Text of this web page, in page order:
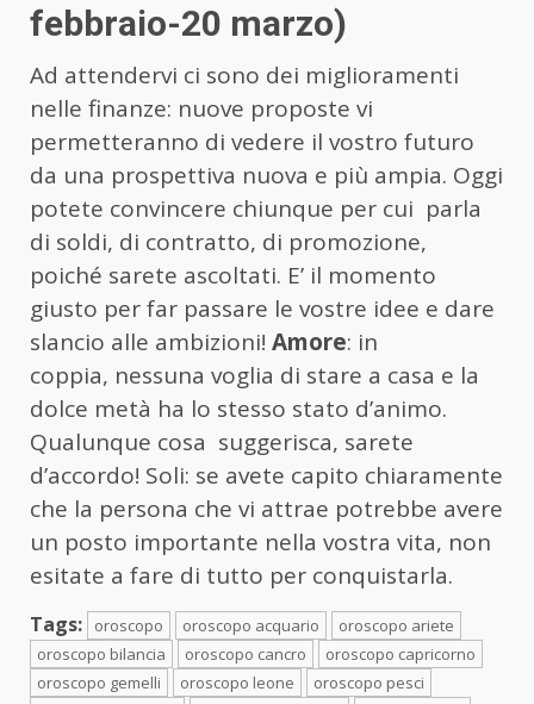
febbraio-20 marzo)
Ad attendervi ci sono dei miglioramenti
nelle finanze: nuove proposte vi
permetteranno di vedere il vostro futuro
da una prospettiva nuova e più ampia. Oggi
potete convincere chiunque per cui parla
di soldi, di contratto, di promozione,
poiché sarete ascoltati. E’ il momento
giusto per far passare le vostre idee e dare
slancio alle ambizioni! Amore: in
coppia, nessuna voglia di stare a casa e la
dolce metà ha lo stesso stato d’animo.
Qualunque cosa suggerisca, sarete
d’accordo! Soli: se avete capito chiaramente
che la persona che vi attrae potrebbe avere
un posto importante nella vostra vita, non
esitate a fare di tutto per conquistarla.
Tags: oroscopo oroscopo acquario
oroscopo ariete
oroscopo bilancia
oroscopo cancro
oroscopo capricorno
oroscopo gemelli
oroscopo leone
oroscopo pesci